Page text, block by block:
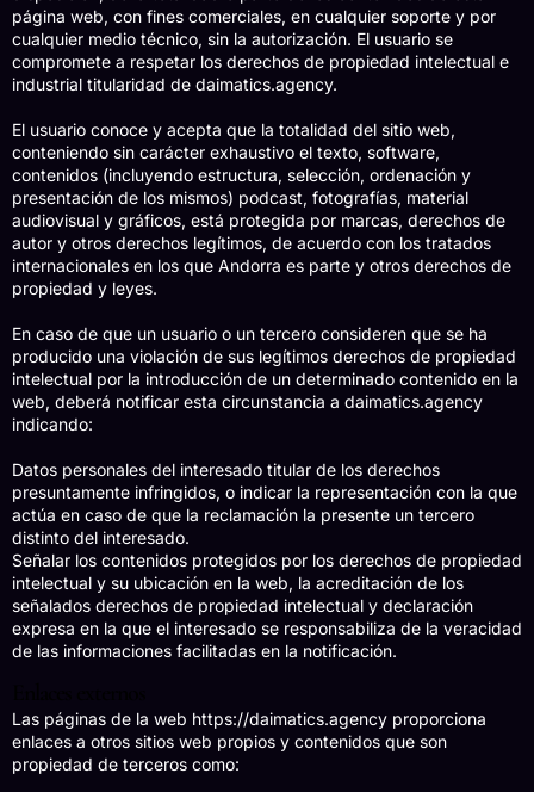
página web, con fines comerciales, en cualquier soporte y por
cualquier medio técnico, sin la autorización. El usuario se
compromete a respetar los derechos de propiedad intelectual e
industrial titularidad de daimatics.agency.
El usuario conoce y acepta que la totalidad del sitio web,
conteniendo sin carácter exhaustivo el texto, software,
contenidos (incluyendo estructura, selección, ordenación y
presentación de los mismos) podcast, fotografías, material
audiovisual y gráficos, está protegida por marcas, derechos de
autor y otros derechos legítimos, de acuerdo con los tratados
internacionales en los que Andorra es parte y otros derechos de
propiedad y leyes.
En caso de que un usuario o un tercero consideren que se ha
producido una violación de sus legítimos derechos de propiedad
intelectual por la introducción de un determinado contenido en la
web, deberá notificar esta circunstancia a daimatics.agency
indicando:
Datos personales del interesado titular de los derechos
presuntamente infringidos, o indicar la representación con la que
actúa en caso de que la reclamación la presente un tercero
distinto del interesado.
Señalar los contenidos protegidos por los derechos de propiedad
intelectual y su ubicación en la web, la acreditación de los
señalados derechos de propiedad intelectual y declaración
expresa en la que el interesado se responsabiliza de la veracidad
de las informaciones facilitadas en la notificación.
Las páginas de la web https://daimatics.agency proporciona
enlaces a otros sitios web propios y contenidos que son
propiedad de terceros como: